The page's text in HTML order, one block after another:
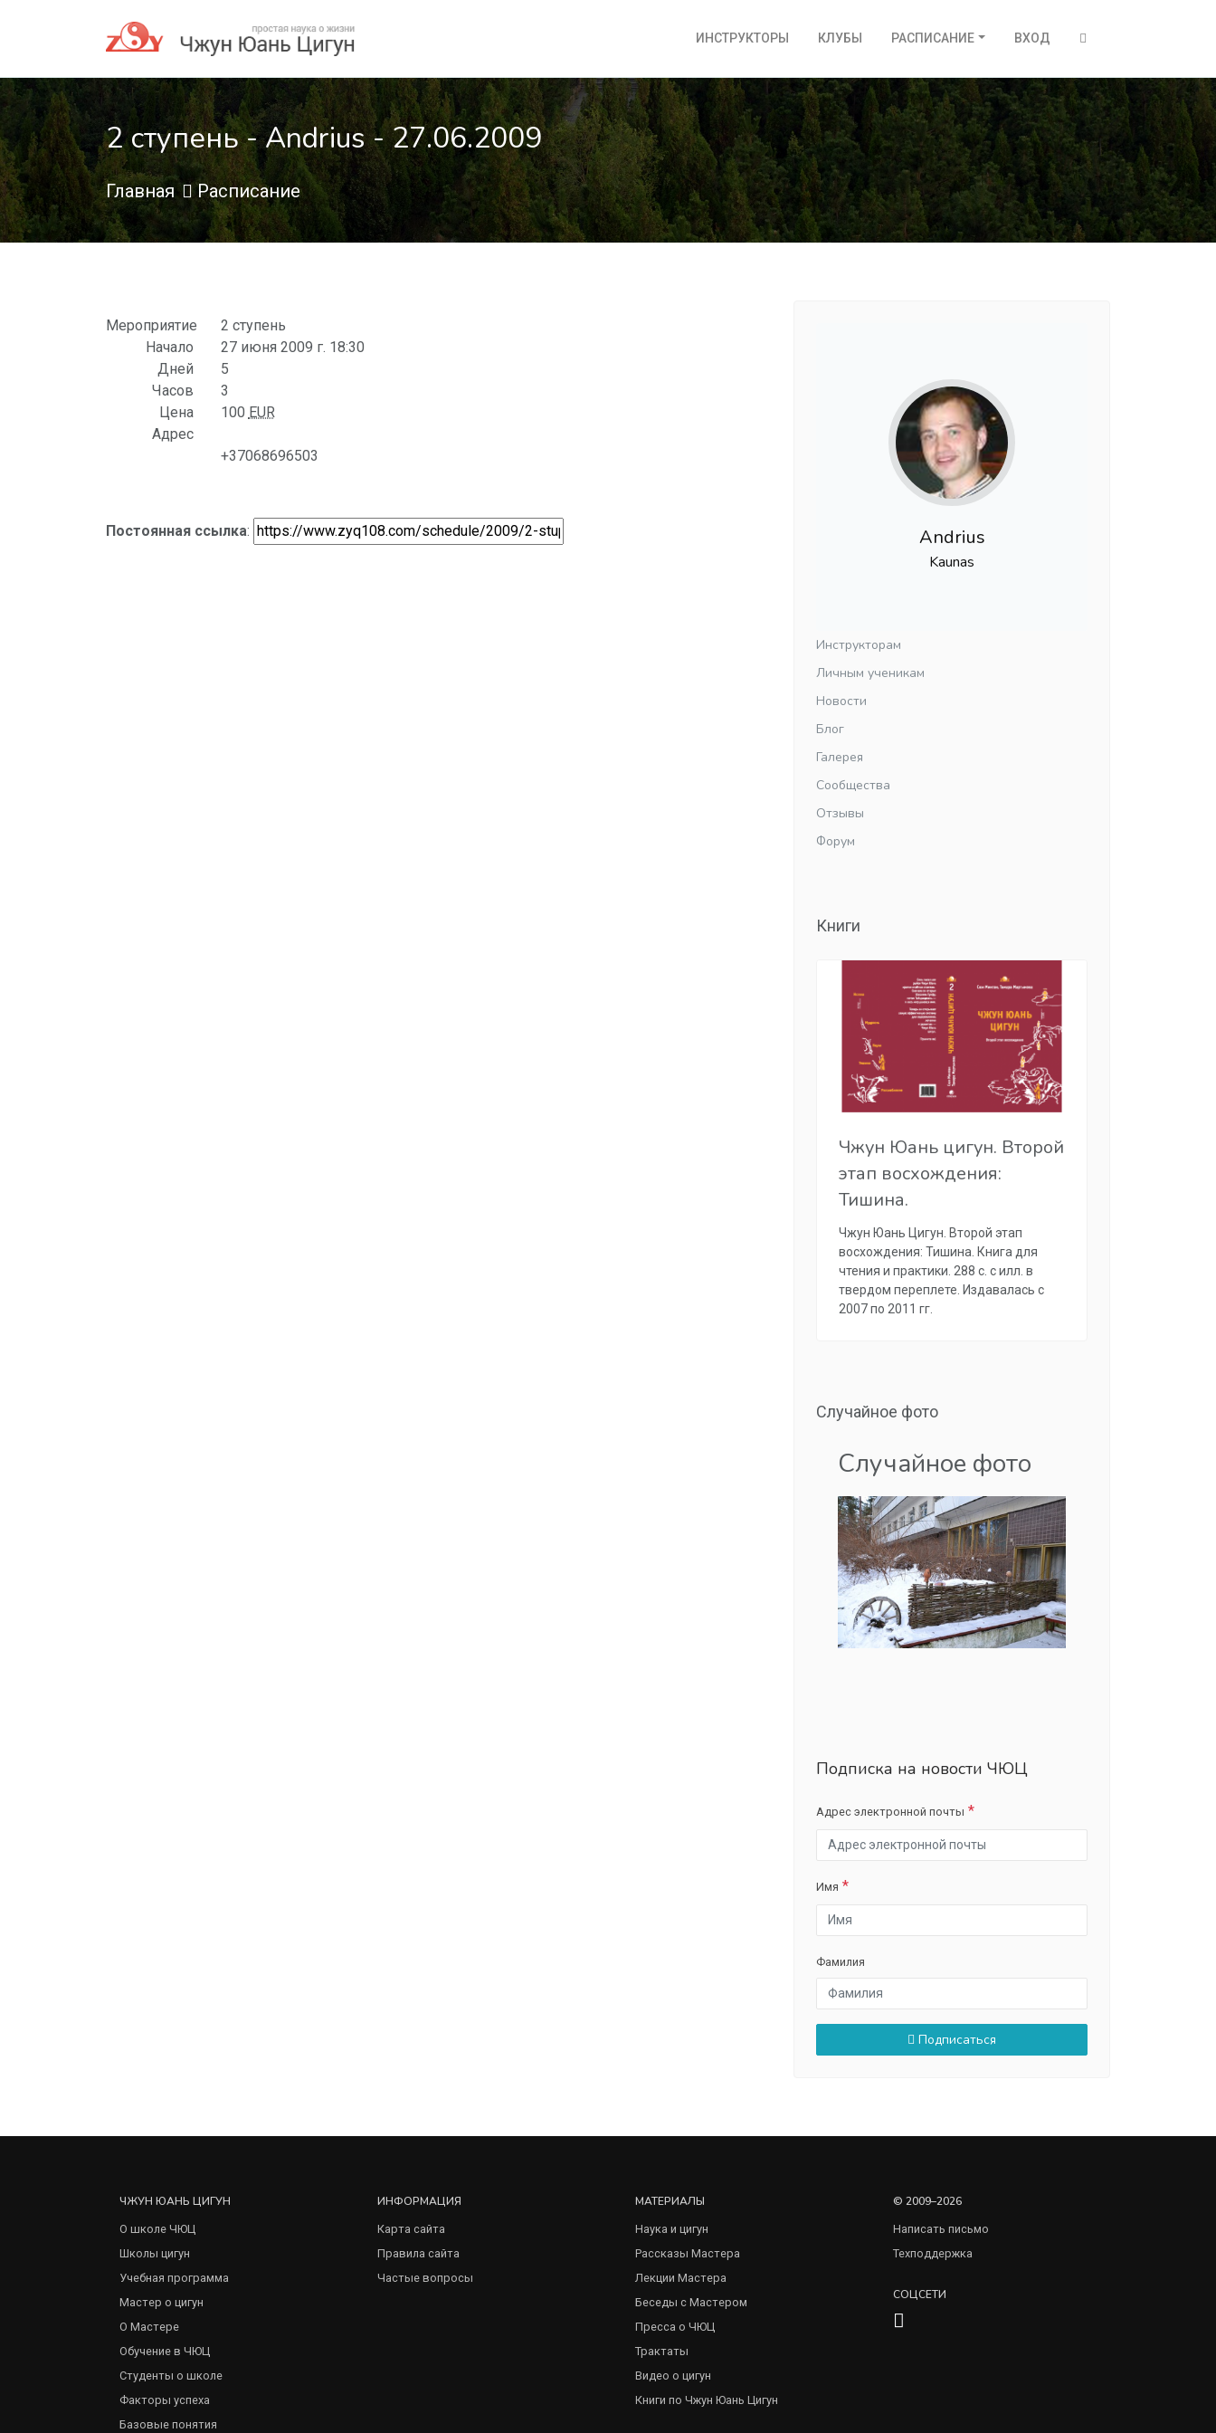
ИНСТРУКТОРЫ КЛУБЫ РАСПИСАНИЕ ВХОД
2 ступень - Andrius - 27.06.2009
Главная Расписание
Мероприятие
2 ступень
Начало
27 июня 2009 г. 18:30
Дней
5
Часов
3
Цена
100 EUR
Адрес
+37068696503
Постоянная ссылка: Andrius
Kaunas
Инструкторам
Личным ученикам
Новости
Блог
Галерея
Сообщества
Отзывы
Форум
Книги
Чжун Юань цигун. Второй
этап восхождения:
Тишина.
Чжун Юань Цигун. Второй этап
восхождения: Тишина. Книга для
чтения и практики. 288 с. с илл. в
твердом переплете. Издавалась с
2007 по 2011 гг.
Случайное фото
Случайное фото
Подписка на новости ЧЮЦ
Адрес электронной почты
Имя
Фамилия
Подписаться
ЧЖУН ЮАНЬ ЦИГУН
О школе ЧЮЦ
Школы цигун
Учебная программа
Мастер о цигун
О Мастере
Обучение в ЧЮЦ
Студенты о школе
Факторы успеха
Базовые понятия
ИНФОРМАЦИЯ
Карта сайта
Правила сайта
Частые вопросы
МАТЕРИАЛЫ
Наука и цигун
Рассказы Мастера
Лекции Мастера
Беседы с Мастером
Пресса о ЧЮЦ
Трактаты
Видео о цигун
Книги по Чжун Юань Цигун
© 2009–2026
Написать письмо
Техподдержка
СОЦСЕТИ